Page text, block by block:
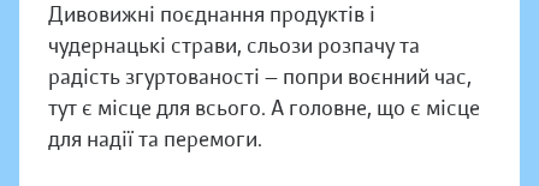
Дивовижні поєднання продуктів і
чудернацькі страви, сльози розпачу та
радість згуртованості — попри воєнний час,
тут є місце для всього. А головне, що є місце
для надії та перемоги.